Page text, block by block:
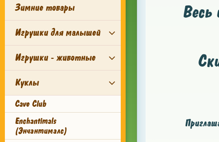
Зимние товары
Игрушки для малышей
Игрушки - животные
Куклы
Cave Club
Enchantimals
(Энчантималс)
Весь